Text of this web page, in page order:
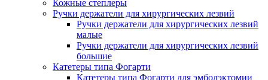
Кожные степлеры
Ручки держатели для хирургических лезвий
Ручки держатели для хирургических лезвий
малые
Ручки держатели для хирургических лезвий
большие
Катетеры типа Фогарти
Катетеры типа Фогарти для эмболэктомии